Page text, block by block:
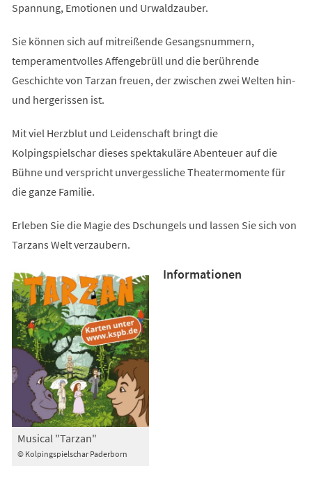
Spannung, Emotionen und Urwaldzauber.
Sie können sich auf mitreißende Gesangsnummern,
temperamentvolles Affengebrüll und die berührende
Geschichte von Tarzan freuen, der zwischen zwei Welten hin-
und hergerissen ist.
Mit viel Herzblut und Leidenschaft bringt die
Kolpingspielschar dieses spektakuläre Abenteuer auf die
Bühne und verspricht unvergessliche Theatermomente für
die ganze Familie.
Erleben Sie die Magie des Dschungels und lassen Sie sich von
Tarzans Welt verzaubern.
© Kolpingspielschar Paderborn
Musical "Tarzan"
Informationen